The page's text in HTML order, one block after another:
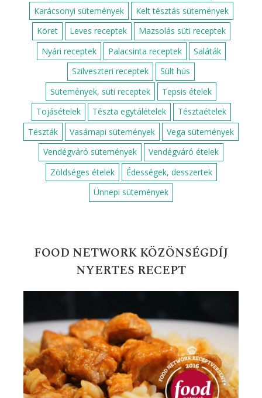
Karácsonyi sütemények
Kelt tésztás sütemények
Köret
Leves receptek
Mazsolás süti receptek
Nyári receptek
Palacsinta receptek
Saláták
Szilveszteri receptek
Sült hús
Sütemények, süti receptek
Tepsis ételek
Tojásételek
Tészta egytálételek
Tésztaételek
Tészták
Vasárnapi sütemények
Vega sütemények
Vendégváró sütemények
Vendégváró ételek
Zöldséges ételek
Édességek, desszertek
Ünnepi sütemények
FOOD NETWORK KÖZÖNSÉGDÍJ
NYERTES RECEPT